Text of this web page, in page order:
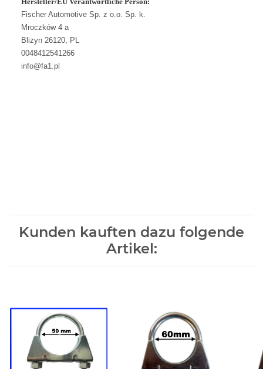
Fischer Automotive Sp. z o.o. Sp. k.
Mroczków 4 a
Blizyn 26120, PL
0048412541266
info@fa1.pl
Kunden kauften dazu folgende
Artikel: